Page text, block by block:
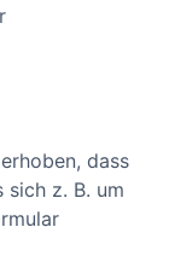
dass
sich z. B. um